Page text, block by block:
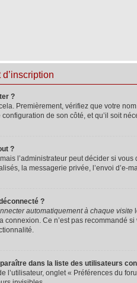
?
Premièrement, vérifiez que votre
de son côté, et qu’il soit
?
l’administrateur peut décider si
la messagerie privée, l’envoi d’e-
?
automatiquement à chaque visite
connexion. Ce n’est pas recommandé
dans la liste des utilisateurs
l’utilisateur, onglet « Préférences du